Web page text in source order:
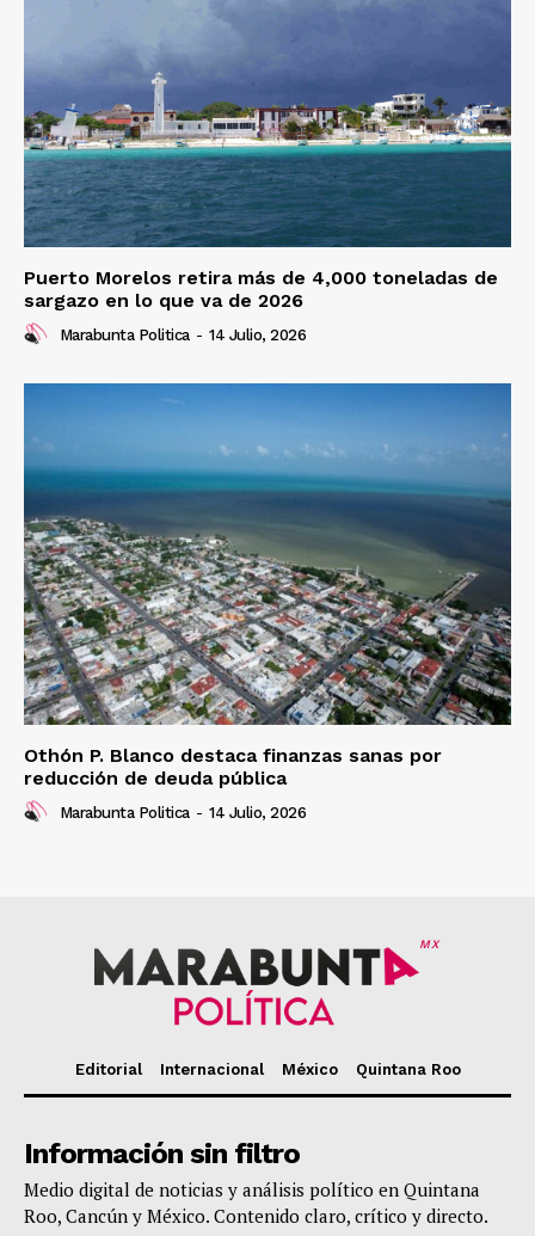
Puerto Morelos retira más de 4,000 toneladas de
sargazo en lo que va de 2026
Marabunta Politica - 14 Julio, 2026
Othón P. Blanco destaca finanzas sanas por
reducción de deuda pública
Marabunta Politica - 14 Julio, 2026
MX
Editorial Internacional México Quintana Roo
Información sin filtro
Medio digital de noticias y análisis político en Quintana
Roo, Cancún y México. Contenido claro, crítico y directo.